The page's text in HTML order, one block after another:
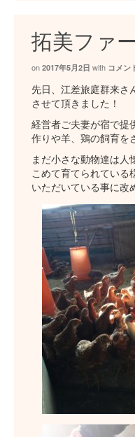
拓美ファ
on 2017年5月2日 with コメン
先日、江差旅庭群来さ
させて頂きました！
経営者ご夫妻が宿で提
作りや羊、鶏の飼育を
まだ小さな動物達は人
こめて育てられている
いただいている事に改